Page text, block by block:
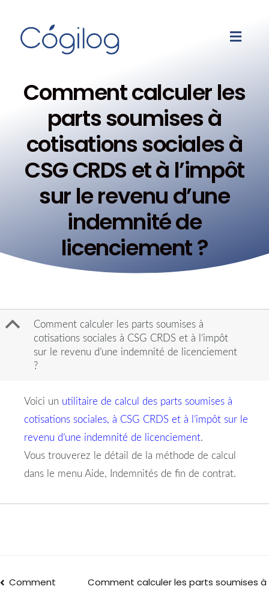
Comment calculer les
parts soumises à
cotisations sociales à
CSG CRDS et à l’impôt
sur le revenu d’une
indemnité de
licenciement ?
B
Comment calculer les parts soumises à
cotisations sociales à CSG CRDS et à l’impôt
sur le revenu d’une indemnité de licenciement
?
Voici un utilitaire de calcul des parts soumises à
cotisations sociales, à CSG CRDS et à l’impôt sur le
revenu d’une indemnité de licenciement.
Vous trouverez le détail de la méthode de calcul
dans le menu Aide, Indemnités de fin de contrat.
Comment
Comment calculer les parts soumises à